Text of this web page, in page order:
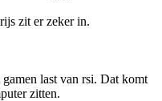
zit er zeker in.
last van rsi. Dat komt
zitten.